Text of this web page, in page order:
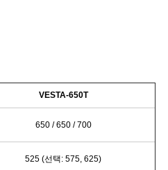
VESTA-650T
650 / 650 / 700
525 (선택: 575, 625)